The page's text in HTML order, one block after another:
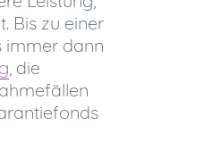
Bis zu einer
immer dann
, die